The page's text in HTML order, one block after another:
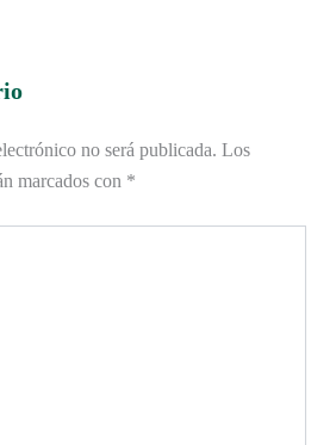
no será publicada. Los
marcados con *